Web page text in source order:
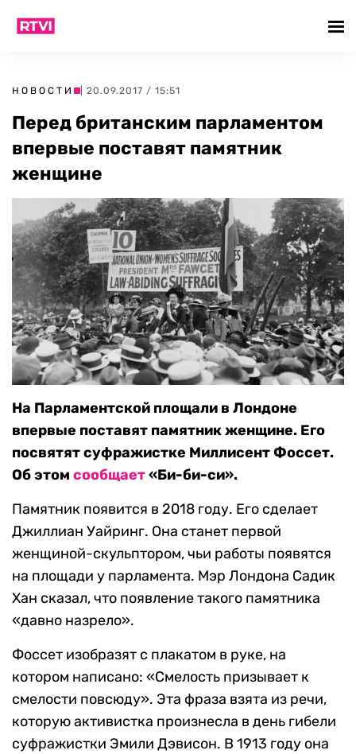
НОВОСТИ | 20.09.2017 / 15:51
Перед британским парламентом
впервые поставят памятник
женщине
На Парламентской площали в Лондоне
впервые поставят памятник женщине. Его
посвятят суфражистке Миллисент Фоссет.
Об этом сообщает«Би-би-си».
Памятник появится в 2018 году. Его сделает
Джиллиан Уайринг. Она станет первой
женщиной-скульптором, чьи работы появятся
на площади у парламента. Мэр Лондона Садик
Хан сказал, что появление такого памятника
«давно назрело».
Фоссет изобразят с плакатом в руке, на
котором написано: «Смелость призывает к
смелости повсюду». Эта фраза взята из речи,
которую активистка произнесла в день гибели
суфражистки Эмили Дэвисон. В 1913 году она